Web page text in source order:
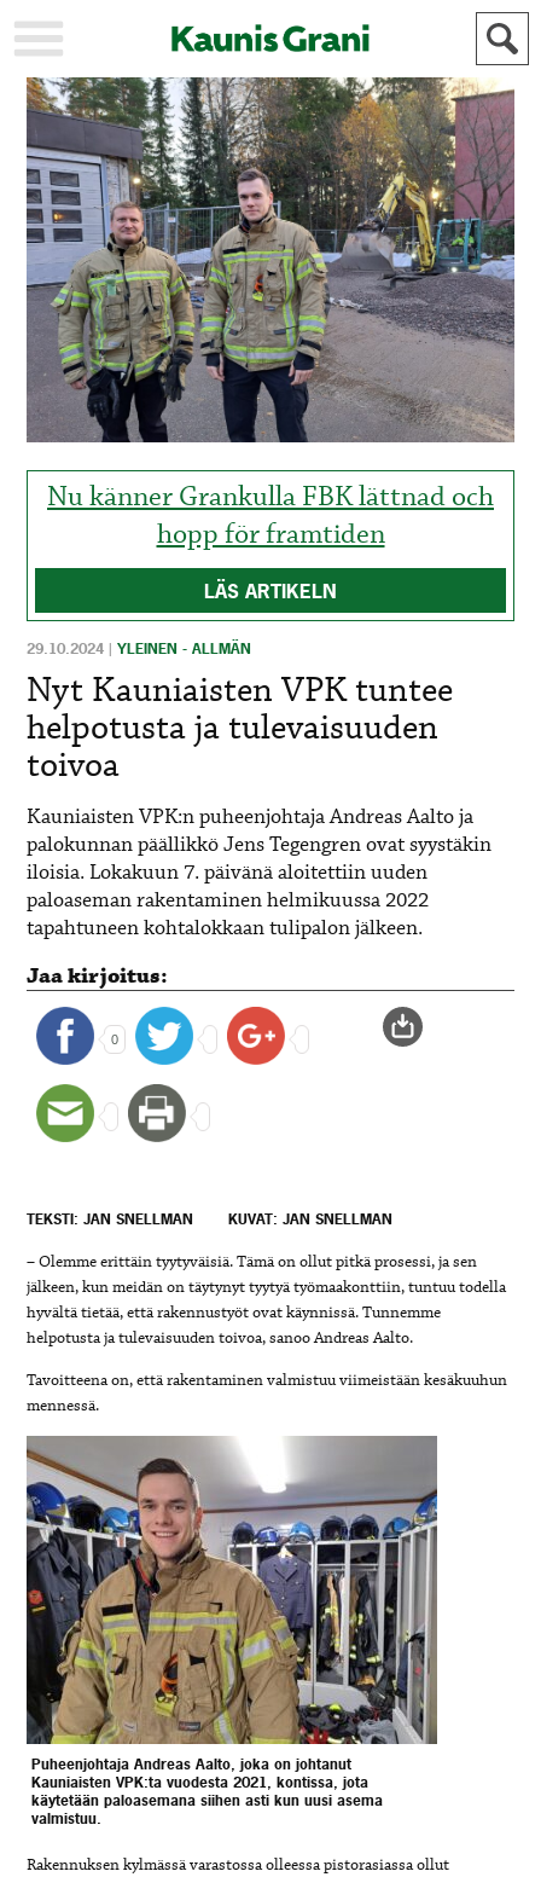
KAUPUNKI
STADEN
AJANKOHTAISTA
AKTUELLT
URHEILU
IDROTT
KULTTUURI
KULTUR
HISTORIA
HISTORIA
YLEINEN
ALLMÄN
MAINOSTAJILLE
FÖR
ANNONSÖRER
Nu känner Grankulla FBK lättnad och
hopp för framtiden
LÄS ARTIKELN
29.10.2024 |YLEINEN - ALLMÄN
Nyt Kauniaisten VPK tuntee
helpotusta ja tulevaisuuden
toivoa
Kauniaisten VPK:n puheenjohtaja Andreas Aalto ja
palokunnan päällikköJensTegengrenovat syystäkin
iloisia. Lokakuun 7. päivänä aloitettiin uuden
paloaseman rakentaminen helmikuussa 2022
tapahtuneen kohtalokkaan tulipalon jälkeen.
Jaa kirjoitus:
0
TEKSTI: JAN SNELLMAN KUVAT: JAN SNELLMAN
– Olemme erittäin tyytyväisiä. Tämä on ollut pitkä prosessi, ja sen
jälkeen, kun meidän on täytynyt tyytyä työmaakonttiin, tuntuu todella
hyvältä tietää, että rakennustyöt ovat käynnissä. Tunnemme
helpotusta ja tulevaisuuden toivoa, sanoo Andreas Aalto.
Tavoitteena on, että rakentaminen valmistuu viimeistään kesäkuuhun
mennessä.
Puheenjohtaja Andreas Aalto, joka on johtanut
Kauniaisten VPK:ta vuodesta 2021, kontissa, jota
käytetään paloasemana siihen asti kun uusi asema
valmistuu.
Rakennuksen kylmässä varastossa olleessa pistorasiassa ollut